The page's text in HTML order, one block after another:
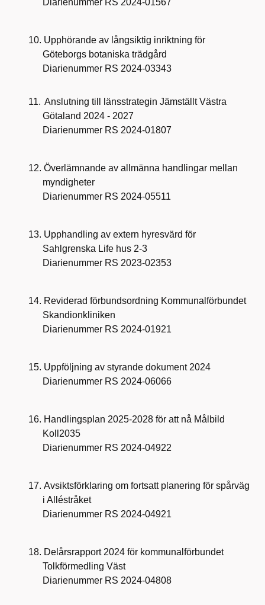
Diarienummer RS 2024-01567
10. Upphörande av långsiktig inriktning för
Göteborgs botaniska trädgård
Diarienummer RS 2024-03343
11. Anslutning till länsstrategin Jämställt Västra
Götaland 2024 - 2027
Diarienummer RS 2024-01807
12. Överlämnande av allmänna handlingar mellan
myndigheter
Diarienummer RS 2024-05511
13. Upphandling av extern hyresvärd för
Sahlgrenska Life hus 2-3
Diarienummer RS 2023-02353
14. Reviderad förbundsordning Kommunalförbundet
Skandionkliniken
Diarienummer RS 2024-01921
15. Uppföljning av styrande dokument 2024
Diarienummer RS 2024-06066
16. Handlingsplan 2025-2028 för att nå Målbild
Koll2035
Diarienummer RS 2024-04922
17. Avsiktsförklaring om fortsatt planering för spårväg
i Alléstråket
Diarienummer RS 2024-04921
18. Delårsrapport 2024 för kommunalförbundet
Tolkförmedling Väst
Diarienummer RS 2024-04808